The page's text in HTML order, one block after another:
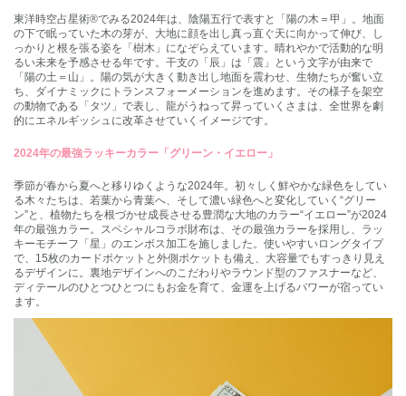
東洋時空占星術®でみる2024年は、陰陽五行で表すと「陽の木＝甲」。地面
の下で眠っていた木の芽が、大地に顔を出し真っ直ぐ天に向かって伸び、し
っかりと根を張る姿を「樹木」になぞらえています。晴れやかで活動的な明
るい未来を予感させる年です。干支の「辰」は「震」という文字が由来で
「陽の土＝山」。陽の気が大きく動き出し地面を震わせ、生物たちが奮い立
ち、ダイナミックにトランスフォーメーションを進めます。その様子を架空
の動物である「タツ」で表し、龍がうねって昇っていくさまは、全世界を劇
的にエネルギッシュに改革させていくイメージです。
2024年の最強ラッキーカラー「グリーン・イエロー」
季節が春から夏へと移りゆくような2024年。初々しく鮮やかな緑色をしてい
る木々たちは、若葉から青葉へ、そして濃い緑色へと変化していく“グリー
ン”と、植物たちを根づかせ成長させる豊潤な大地のカラー“イエロー”が2024
年の最強カラー。スペシャルコラボ財布は、その最強カラーを採用し、ラッ
キーモチーフ「星」のエンボス加工を施しました。使いやすいロングタイプ
で、15枚のカードポケットと外側ポケットも備え、大容量でもすっきり見え
るデザインに。裏地デザインへのこだわりやラウンド型のファスナーなど、
ディテールのひとつひとつにもお金を育て、金運を上げるパワーが宿ってい
ます。